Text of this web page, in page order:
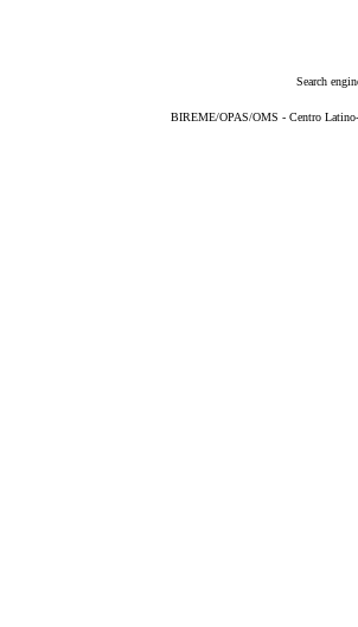
Search
BIREME/OPAS/OMS - Centro Latino-